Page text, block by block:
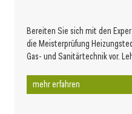
Bereiten Sie sich mit den
die Meisterprüfung
Gas- und Sanitärtechnik vor.
mehr erfahren